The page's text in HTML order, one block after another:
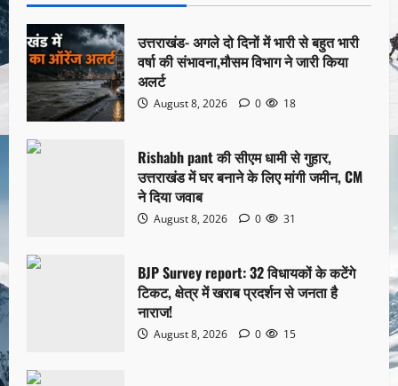
उत्तराखंड- अगले दो दिनों में भारी से बहुत भारी
वर्षा की संभावना,मौसम विभाग ने जारी किया
अलर्ट
August 8, 2026 0 18
Rishabh pant की सीएम धामी से गुहार,
उत्तराखंड में घर बनाने के लिए मांगी जमीन, CM
ने दिया जवाब
August 8, 2026 0 31
BJP Survey report: 32 विधायकों के कटेंगे
टिकट, क्षेत्र में खराब प्रदर्शन से जनता है
नाराज!
August 8, 2026 0 15